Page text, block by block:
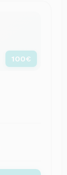
100€